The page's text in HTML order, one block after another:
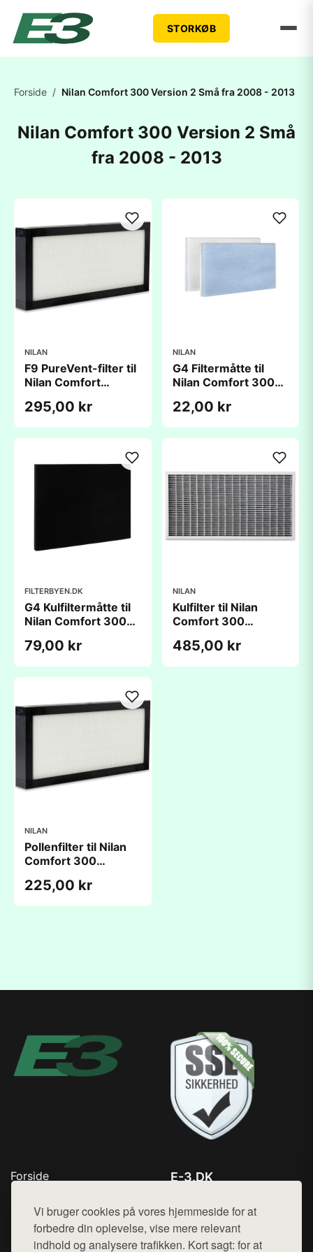
Vi bruger cookies på vores hjemmeside for at
forbedre din oplevelse, vise mere relevant
indhold og analysere trafikken. Kort sagt: for at
STORKØB
Forside / Nilan Comfort 300 Version 2 Små fra 2008 - 2013
Nilan Comfort 300 Version 2 Små
fra 2008 - 2013
NILAN
F9 PureVent-filter til
Nilan Comfort
2008 - 2013
295,00 kr
NILAN
G4 Filtermåtte til
Nilan Comfort 300
- 2013
22,00 kr
FILTERBYEN.DK
G4 Kulfiltermåtte til
Nilan Comfort 300
mm)
79,00 kr
NILAN
Kulfilter til Nilan
Comfort 300
2008 - 2013
(210x445x48mm)
485,00 kr
NILAN
Pollenfilter til Nilan
Comfort 300
2013
225,00 kr
Forside
Top Rabatter
Kontakt
E-3.DK
Mail: hej@want.dk